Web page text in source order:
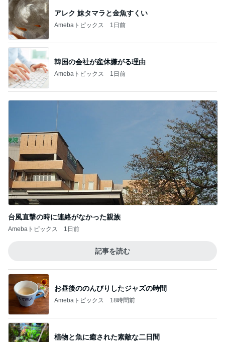
アレク 妹タマラと金魚すくい
Amebaトピックス 1日前
韓国の会社が産休嫌がる理由
Amebaトピックス 1日前
台風直撃の時に連絡がなかった親族
Amebaトピックス 1日前
記事を読む
お昼後ののんびりしたジャズの時間
Amebaトピックス 18時間前
植物と魚に癒された素敵な二日間